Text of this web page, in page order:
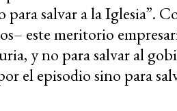
para salvar a la Iglesia”.
este meritorio
y no para salvar al
el episodio sino para